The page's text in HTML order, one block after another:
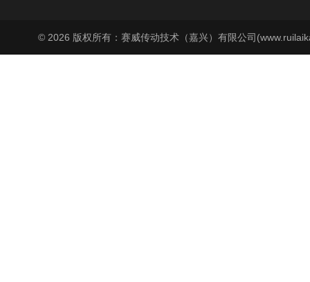
© 2026 版权所有：赛威传动技术（嘉兴）有限公司